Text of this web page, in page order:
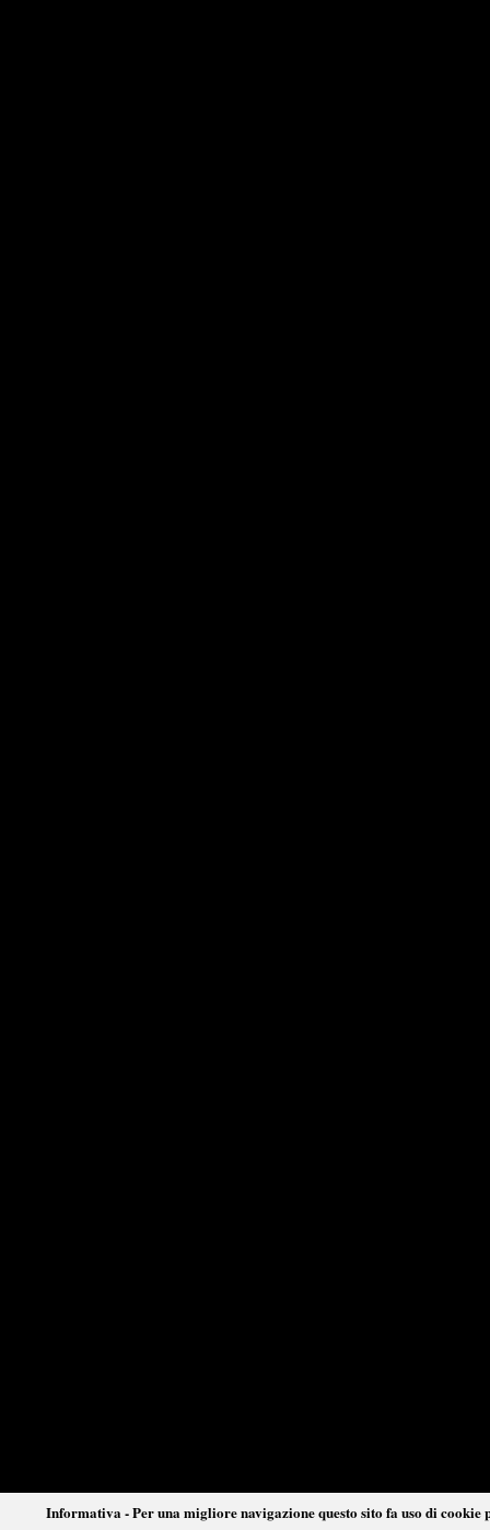
Informativa - Per una migliore navigazione questo sito fa uso di